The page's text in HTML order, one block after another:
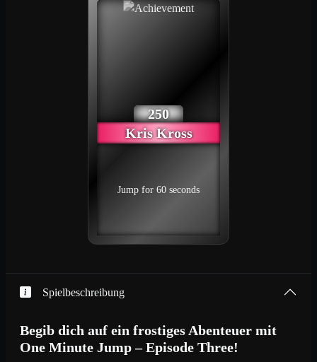
250
Kris Kross
Jump for 60 seconds
Spielbeschreibung
Begib dich auf ein frostiges Abenteuer mit
One Minute Jump – Episode Three!